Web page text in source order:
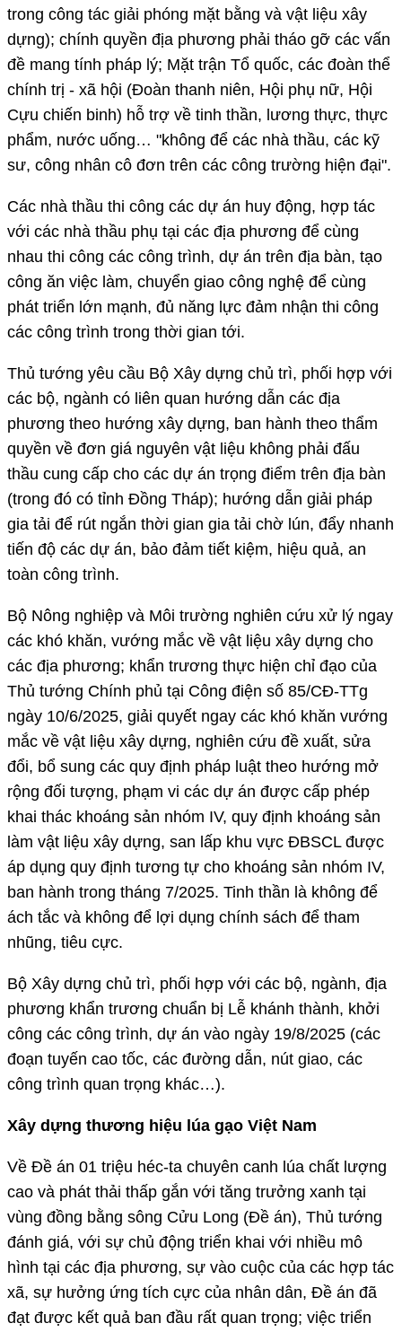
trong công tác giải phóng mặt bằng và vật liệu xây
dựng); chính quyền địa phương phải tháo gỡ các vấn
đề mang tính pháp lý; Mặt trận Tổ quốc, các đoàn thể
chính trị - xã hội (Đoàn thanh niên, Hội phụ nữ, Hội
Cựu chiến binh) hỗ trợ về tinh thần, lương thực, thực
phẩm, nước uống… "không để các nhà thầu, các kỹ
sư, công nhân cô đơn trên các công trường hiện đại".
Các nhà thầu thi công các dự án huy động, hợp tác
với các nhà thầu phụ tại các địa phương để cùng
nhau thi công các công trình, dự án trên địa bàn, tạo
công ăn việc làm, chuyển giao công nghệ để cùng
phát triển lớn mạnh, đủ năng lực đảm nhận thi công
các công trình trong thời gian tới.
Thủ tướng yêu cầu Bộ Xây dựng chủ trì, phối hợp với
các bộ, ngành có liên quan hướng dẫn các địa
phương theo hướng xây dựng, ban hành theo thẩm
quyền về đơn giá nguyên vật liệu không phải đấu
thầu cung cấp cho các dự án trọng điểm trên địa bàn
(trong đó có tỉnh Đồng Tháp); hướng dẫn giải pháp
gia tải để rút ngắn thời gian gia tải chờ lún, đẩy nhanh
tiến độ các dự án, bảo đảm tiết kiệm, hiệu quả, an
toàn công trình.
Bộ Nông nghiệp và Môi trường nghiên cứu xử lý ngay
các khó khăn, vướng mắc về vật liệu xây dựng cho
các địa phương; khẩn trương thực hiện chỉ đạo của
Thủ tướng Chính phủ tại Công điện số 85/CĐ-TTg
ngày 10/6/2025, giải quyết ngay các khó khăn vướng
mắc về vật liệu xây dựng, nghiên cứu đề xuất, sửa
đổi, bổ sung các quy định pháp luật theo hướng mở
rộng đối tượng, phạm vi các dự án được cấp phép
khai thác khoáng sản nhóm IV, quy định khoáng sản
làm vật liệu xây dựng, san lấp khu vực ĐBSCL được
áp dụng quy định tương tự cho khoáng sản nhóm IV,
ban hành trong tháng 7/2025. Tinh thần là không để
ách tắc và không để lợi dụng chính sách để tham
nhũng, tiêu cực.
Bộ Xây dựng chủ trì, phối hợp với các bộ, ngành, địa
phương khẩn trương chuẩn bị Lễ khánh thành, khởi
công các công trình, dự án vào ngày 19/8/2025 (các
đoạn tuyến cao tốc, các đường dẫn, nút giao, các
công trình quan trọng khác…).
Xây dựng thương hiệu lúa gạo Việt Nam
Về Đề án 01 triệu héc-ta chuyên canh lúa chất lượng
cao và phát thải thấp gắn với tăng trưởng xanh tại
vùng đồng bằng sông Cửu Long (Đề án), Thủ tướng
đánh giá, với sự chủ động triển khai với nhiều mô
hình tại các địa phương, sự vào cuộc của các hợp tác
xã, sự hưởng ứng tích cực của nhân dân, Đề án đã
đạt được kết quả ban đầu rất quan trọng; việc triển